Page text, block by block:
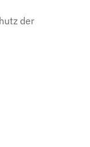
der